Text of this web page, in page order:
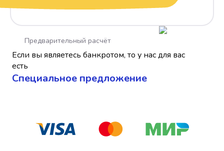
Если вы являетесь банкротом, то у нас для вас
есть
Cпециальное предложение
Предварительный расчёт